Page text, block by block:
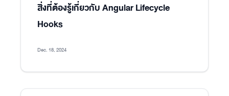
สิ่งที่ต้องรู้เกี่ยวกับ Angular Lifecycle
Hooks
Dec. 18, 2024